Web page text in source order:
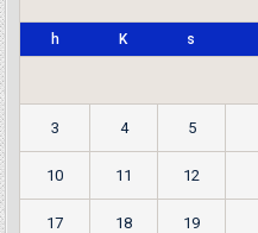
h K s
3 4 5
10 11 12
17 18 19